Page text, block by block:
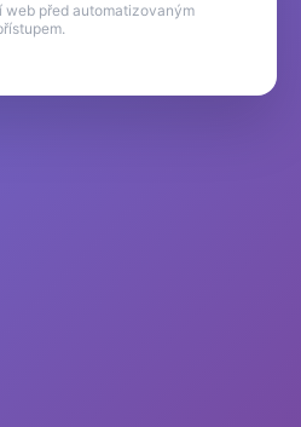
web před automatizovaným